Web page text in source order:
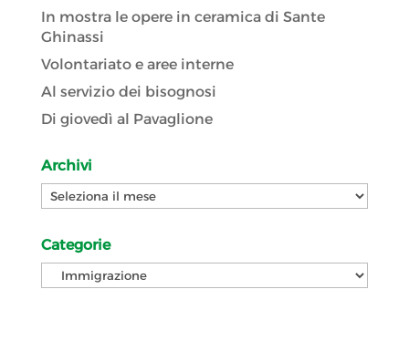
In mostra le opere in ceramica di Sante
Ghinassi
Volontariato e aree interne
Al servizio dei bisognosi
Di giovedì al Pavaglione
Archivi
Archivi
Categorie
Categorie